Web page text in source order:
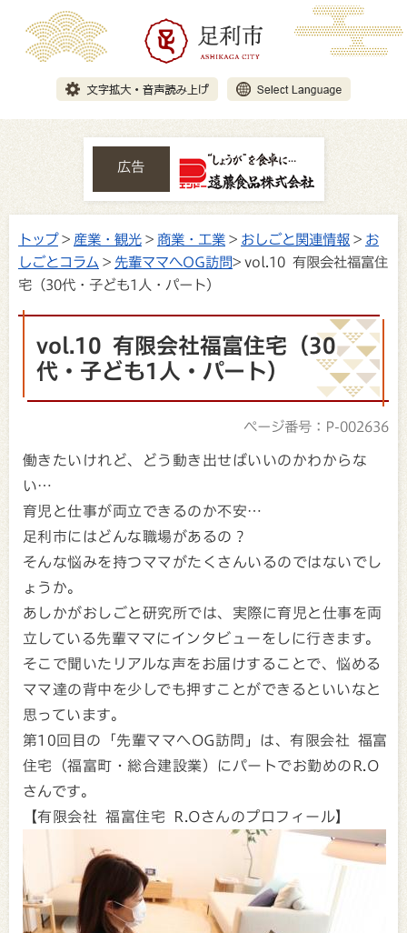
広告
トップ> 産業・観光 > 商業・工業 > おしごと関連情報 > お
しごとコラム > 先輩ママへOG訪問> vol.10 有限会社福富住
宅（30代・子ども1人・パート）
vol.10 有限会社福富住宅（30
代・子ども1人・パート）
ページ番号：P-002636
働きたいけれど、どう動き出せばいいのかわからな
い…
育児と仕事が両立できるのか不安…
足利市にはどんな職場があるの？
そんな悩みを持つママがたくさんいるのではないでし
ょうか。
あしかがおしごと研究所では、実際に育児と仕事を両
立している先輩ママにインタビューをしに行きます。
そこで聞いたリアルな声をお届けすることで、悩める
ママ達の背中を少しでも押すことができるといいなと
思っています。
第10回目の「先輩ママへOG訪問」は、有限会社 福富
住宅（福富町・総合建設業）にパートでお勤めのR.O
さんです。
【有限会社 福富住宅 R.Oさんのプロフィール】